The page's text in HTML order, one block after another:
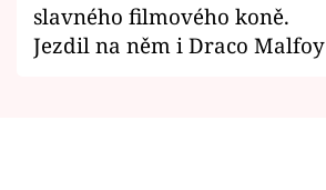
slavného filmového koně.
Jezdil na něm i Draco Malfoy